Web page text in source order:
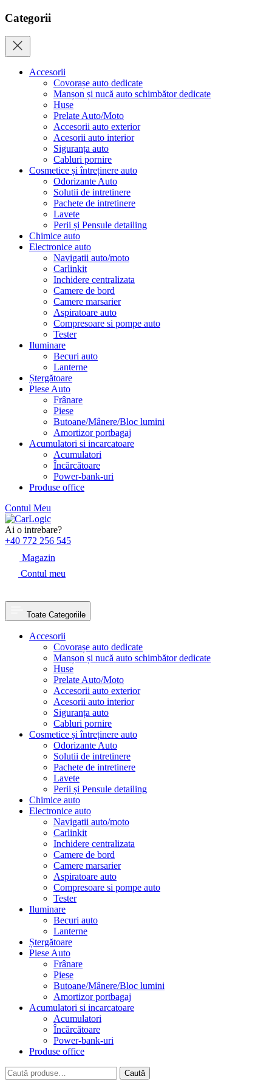
Categorii
Accesorii
Covorașe auto dedicate
Manșon și nucă auto schimbător dedicate
Huse
Prelate Auto/Moto
Accesorii auto exterior
Acesorii auto interior
Siguranța auto
Cabluri pornire
Cosmetice și întreținere auto
Odorizante Auto
Solutii de intretinere
Pachete de intretinere
Lavete
Perii și Pensule detailing
Chimice auto
Electronice auto
Navigatii auto/moto
Carlinkit
Inchidere centralizata
Camere de bord
Camere marsarier
Aspiratoare auto
Compresoare si pompe auto
Tester
Iluminare
Becuri auto
Lanterne
Ștergătoare
Piese Auto
Frânare
Piese
Butoane/Mânere/Bloc lumini
Amortizor portbagaj
Acumulatori si incarcatoare
Acumulatori
Încărcătoare
Power-bank-uri
Produse office
Contul Meu
Skip
to
content
Ai o intrebare?
+40 772 256 545
Magazin
Contul meu
Toate Categoriile
Accesorii
Covorașe auto dedicate
Manșon și nucă auto schimbător dedicate
Huse
Prelate Auto/Moto
Accesorii auto exterior
Acesorii auto interior
Siguranța auto
Cabluri pornire
Cosmetice și întreținere auto
Odorizante Auto
Solutii de intretinere
Pachete de intretinere
Lavete
Perii și Pensule detailing
Chimice auto
Electronice auto
Navigatii auto/moto
Carlinkit
Inchidere centralizata
Camere de bord
Camere marsarier
Aspiratoare auto
Compresoare si pompe auto
Tester
Iluminare
Becuri auto
Lanterne
Ștergătoare
Piese Auto
Frânare
Piese
Butoane/Mânere/Bloc lumini
Amortizor portbagaj
Acumulatori si incarcatoare
Acumulatori
Încărcătoare
Power-bank-uri
Produse office
Caută
după:
Caută